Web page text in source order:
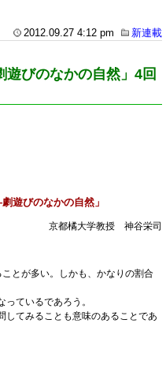
2012.09.27 4:12 pm 新連載
びのなかの自然」4回
遊びのなかの自然」
京都橘大学教授 神谷栄司
とが多い。しかも、かなりの割合
ているであろう。
してみることも意味のあることであ